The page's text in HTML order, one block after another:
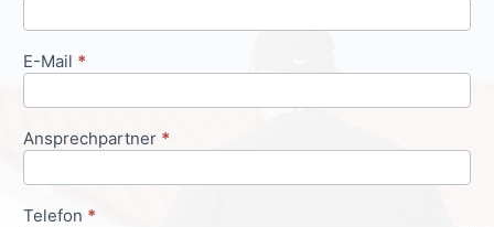
E-Mail *
Ansprechpartner *
Telefon *